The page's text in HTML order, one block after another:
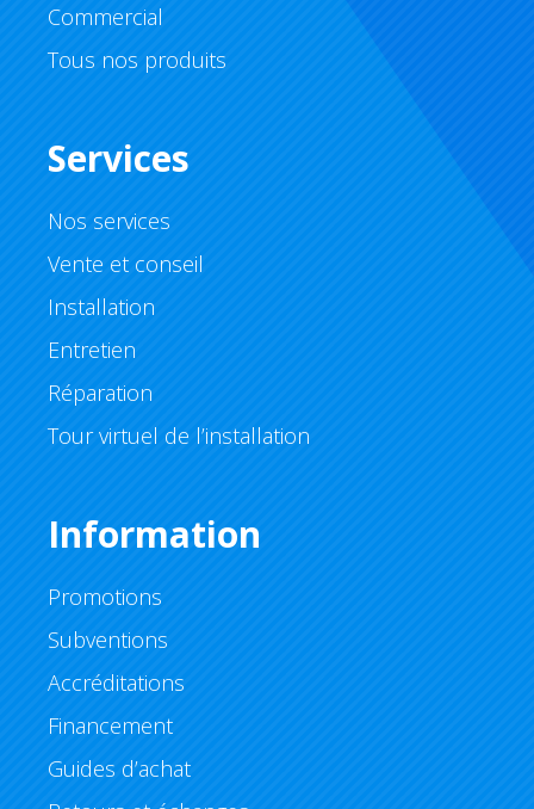
Commercial
Tous nos produits
Services
Nos services
Vente et conseil
Installation
Entretien
Réparation
Tour virtuel de l’installation
Information
Promotions
Subventions
Accréditations
Financement
Guides d’achat